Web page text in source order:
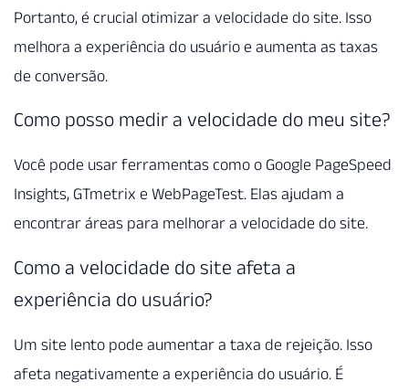
Portanto, é crucial otimizar a velocidade do site. Isso
melhora a experiência do usuário e aumenta as taxas
de conversão.
Como posso medir a velocidade do meu site?
Você pode usar ferramentas como o Google PageSpeed
Insights, GTmetrix e WebPageTest. Elas ajudam a
encontrar áreas para melhorar a velocidade do site.
Como a velocidade do site afeta a
experiência do usuário?
Um site lento pode aumentar a taxa de rejeição. Isso
afeta negativamente a experiência do usuário. É